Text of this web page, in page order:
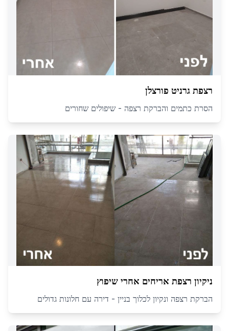
רצפת גרניט פורצלן
הסרת כתמים והברקת רצפה - שיפולים שחורים
ניקיון רצפת אריחים אחרי שיפוץ
הברקת רצפה ונקיון לכלוך בניין - דירה עם חלונות גדולים